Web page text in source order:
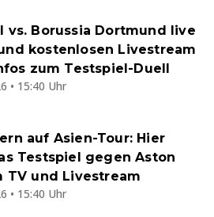
vs. Borussia Dortmund live
kostenlosen Livestream
zum Testspiel-Duell
• 15:40 Uhr
auf Asien-Tour: Hier
Testspiel gegen Aston
TV und Livestream
• 15:40 Uhr